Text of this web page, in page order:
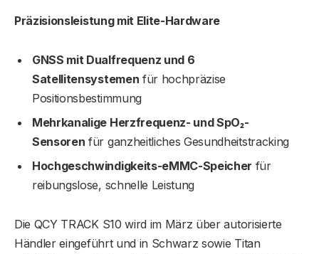
Präzisionsleistung mit Elite-Hardware
GNSS mit Dualfrequenz und 6
Satellitensystemen für hochpräzise
Positionsbestimmung
Mehrkanalige Herzfrequenz- und SpO₂-
Sensoren für ganzheitliches Gesundheitstracking
Hochgeschwindigkeits-eMMC-Speicher für
reibungslose, schnelle Leistung
Die QCY TRACK S10 wird im März über autorisierte
Händler eingeführt und in Schwarz sowie Titan